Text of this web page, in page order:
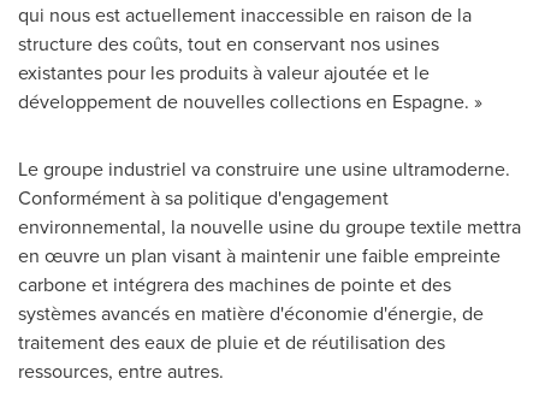
qui nous est actuellement inaccessible en raison de la
structure des coûts, tout en conservant nos usines
existantes pour les produits à valeur ajoutée et le
développement de nouvelles collections en Espagne. »
Le groupe industriel va construire une usine ultramoderne.
Conformément à sa politique d'engagement
environnemental, la nouvelle usine du groupe textile mettra
en œuvre un plan visant à maintenir une faible empreinte
carbone et intégrera des machines de pointe et des
systèmes avancés en matière d'économie d'énergie, de
traitement des eaux de pluie et de réutilisation des
ressources, entre autres.